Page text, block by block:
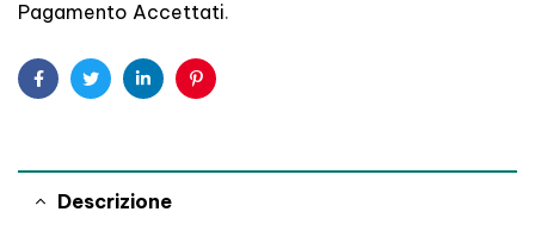
Pagamento Accettati.
FacebookTwitterLinkedinPinterest
Descrizione